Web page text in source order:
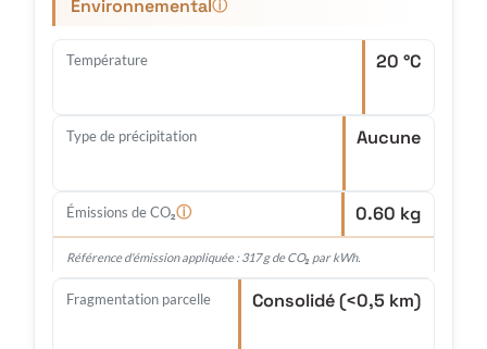
Environnementalⓘ
Température 20 °C
Type de précipitation Aucune
Émissions de CO₂ⓘ 0.60 kg
Référence d'émission appliquée : 317 g de CO₂ par kWh.
Fragmentation parcelle Consolidé (<0,5 km)